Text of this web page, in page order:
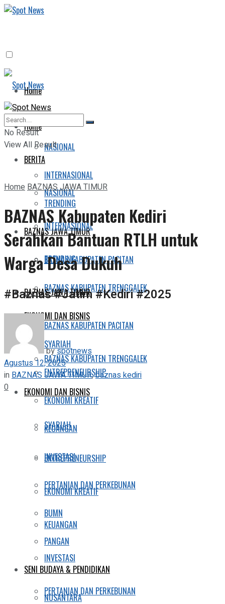
Home
BERITA
NASIONAL
INTERNASIONAL
TRENDING
BAZNAS JAWA TIMUR
BAZNAS KABUPATEN PACITAN
BAZNAS KABUPATEN TRENGGALEK
EKONOMI DAN BISNIS
SYARIAH
ENTREPRENEURSHIP
EKONOMI KREATIF
KEUANGAN
INVESTASI
PERTANIAN DAN PERKEBUNAN
BUMN
PANGAN
SENI BUDAYA & PENDIDIKAN
NUSANTARA
Home
BERITA
NASIONAL
INTERNASIONAL
TRENDING
BAZNAS JAWA TIMUR
BAZNAS KABUPATEN PACITAN
BAZNAS KABUPATEN TRENGGALEK
EKONOMI DAN BISNIS
SYARIAH
ENTREPRENEURSHIP
EKONOMI KREATIF
KEUANGAN
INVESTASI
PERTANIAN DAN PERKEBUNAN
No Result
View All Result
HomeBAZNAS JAWA TIMUR
BAZNAS Kabupaten Kediri
Serahkan Bantuan RTLH untuk
Warga Desa Dukuh
#Baznas #Jatim #Kediri #2025
byspotnews
Agustus 12, 2025
in BAZNAS JAWA TIMUR,baznas kediri
0